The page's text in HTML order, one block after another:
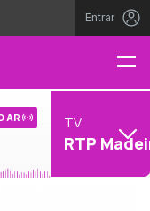
Entrar
AR TV
RTP